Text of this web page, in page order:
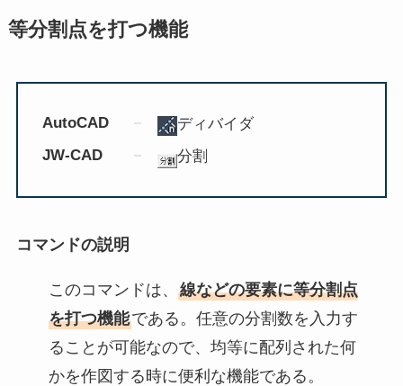
等分割点を打つ機能
AutoCAD
ディバイダ
JW-CAD
分割
コマンドの説明
このコマンドは、 線などの要素に等分割点
を打つ機能である。任意の分割数を入力す
ることが可能なので、均等に配列された何
かを作図する時に便利な機能である。